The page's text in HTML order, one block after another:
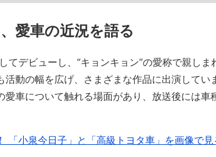
、愛車の近況を語る
デビューし、“キョンキョン”の愛称で親しま
活動の幅を広げ、さまざまな作品に出演してい
愛車について触れる場面があり、放送後には車
「小泉今日子」と「高級トヨタ車」を画像で見